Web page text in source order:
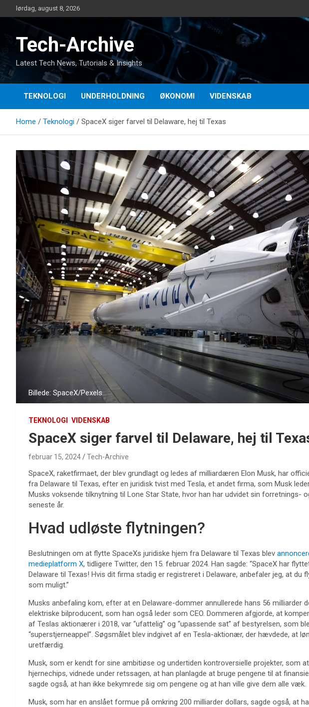
to
content
lørdag, august 8, 2026
Tech-Archive
Latest Tech News, Tutorials & Insights
TEKNOLOGI UNDERHOLDNING ØKONOMI VIDENSKAB
Home Teknologi SpaceX siger farvel til Delaware, hej til Texas
Billede: SpaceX/Pexels
TEKNOLOGI VIDENSKAB
SpaceX siger farvel til Delaware, hej til
februar 15, 2024 Tech-Archive
SpaceX, raketfirmaet, der blev grundlagt og ledes af milliardæren Elon Musk, har
fra Delaware til Texas, efter en juridisk tvist med Tesla, et andet firma, som Musk
Musks voksende tilknytning til Lone Star State, hvor han har udvidet sin forretnings-
seneste år.
Hvad udløste flytningen?
Beslutningen om at flytte SpaceXs juridiske hjem fra Delaware til Texas blev
medieplatform X, tidligere Twitter, den 15. februar 2024. Han sagde: “SpaceX har
Delaware til Texas! Hvis dit firma stadig er registreret i Delaware, anbefaler jeg, at du
som muligt.”
Musks anbefaling kom, efter at en Delaware-dommer annullerede hans 56 milliarder
elektriske bilproducent, som han også leder som CEO. Dommeren afgjorde, at
af Teslas aktionærer i 2018, var “ufattelig” og “upassende sat” af bestyrelsen, som
“superstjerneappel”. Søgsmålet blev indgivet af en Tesla-aktionær, der hævdede, at
uretfærdig.
Musk, som er kendt for sine ambitiøse og undertiden kontroversielle projekter, som
hjernechips, vidnede under retssagen, at han planlagde at bruge pengene til at
sagde også, at han ikke bekymrede sig om pengene og at han ville give dem alle væk.
Musk, som har en anslået formue på omkring 200 milliarder dollars, sagde også, at